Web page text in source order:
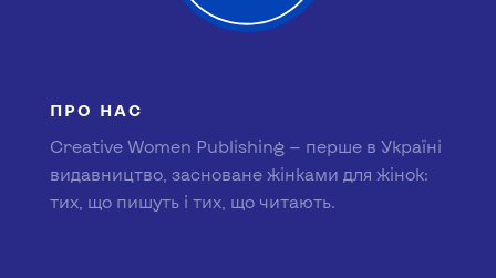
ПРО НАС
Creative Women Publishing — перше в Україні
видавництво, засноване жінками для жінок:
тих, що пишуть і тих, що читають.